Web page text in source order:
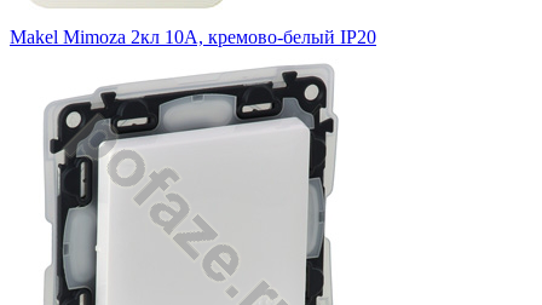
Makel Mimoza 2кл 10А, кремово-белый IP20